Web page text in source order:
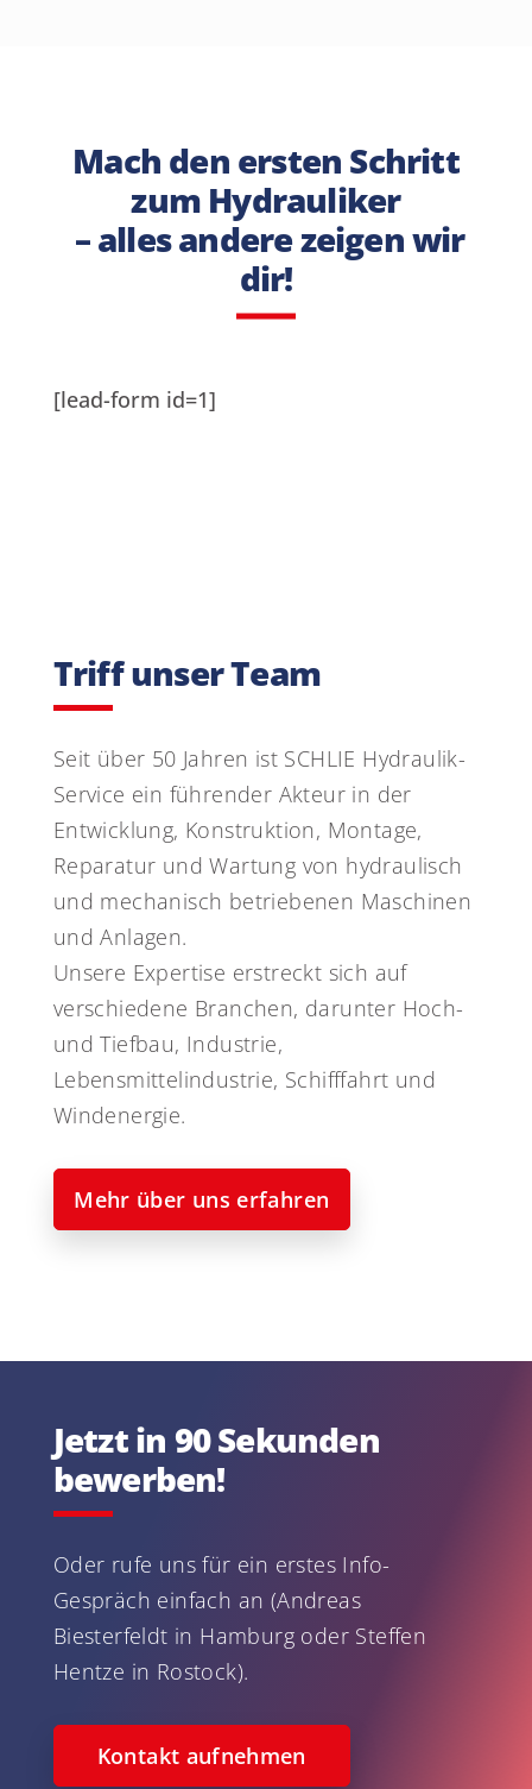
Mach den ersten Schritt
zum Hydrauliker
– alles andere zeigen wir
dir!
[lead-form id=1]
Triff unser Team
Seit über 50 Jahren ist SCHLIE Hydraulik-
Service ein führender Akteur in der
Entwicklung, Konstruktion, Montage,
Reparatur und Wartung von hydraulisch
und mechanisch betriebenen Maschinen
und Anlagen.
Unsere Expertise erstreckt sich auf
verschiedene Branchen, darunter Hoch-
und Tiefbau, Industrie,
Lebensmittelindustrie, Schifffahrt und
Windenergie.
Mehr über uns erfahren
Jetzt in 90 Sekunden
bewerben!
Oder rufe uns für ein erstes Info-
Gespräch einfach an (Andreas
Biesterfeldt in Hamburg oder Steffen
Hentze in Rostock).
Kontakt aufnehmen